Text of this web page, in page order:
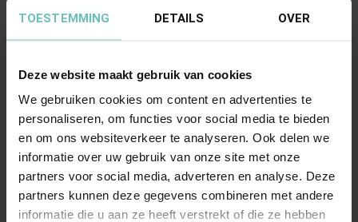
TOESTEMMING DETAILS OVER
Deze website maakt gebruik van cookies
We gebruiken cookies om content en advertenties te
personaliseren, om functies voor social media te bieden
en om ons websiteverkeer te analyseren. Ook delen we
informatie over uw gebruik van onze site met onze
partners voor social media, adverteren en analyse. Deze
partners kunnen deze gegevens combineren met andere
informatie die u aan ze heeft verstrekt of die ze hebben
informatie over woonoppervlakte woning.
Bepalen omvang van ...
Hoge Raad Updates
08 SEPTEMBER 2016